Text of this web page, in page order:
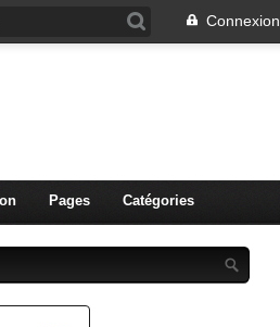
Connexion
Pages Catégories